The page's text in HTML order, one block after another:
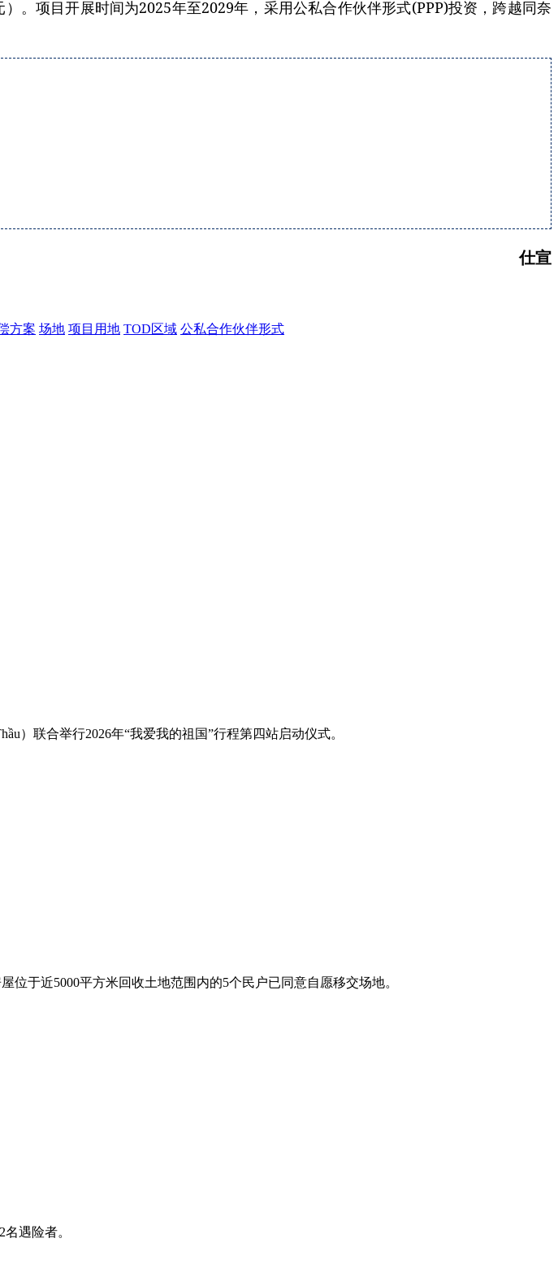
。项目开展时间为2025年至2029年，采用公私合作伙伴形式(PPP)投资，跨越同奈
仕宣
方案 场地 项目用地 TOD区域 公私合作伙伴形式
）联合举行2026年“我爱我的祖国”行程第四站启动仪式。
于近5000平方米回收土地范围内的5个民户已同意自愿移交场地。
遇险者。